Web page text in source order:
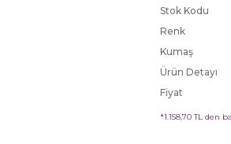
Stok Kodu
Renk
Kumaş
Ürün Detayı
Fiyat
*1.158,70 TL den